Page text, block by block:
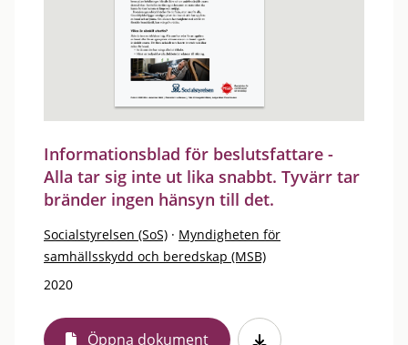
Informationsblad för beslutsfattare -
Alla tar sig inte ut lika snabbt. Tyvärr tar
bränder ingen hänsyn till det.
Socialstyrelsen (SoS) · Myndigheten för
samhällsskydd och beredskap (MSB)
2020
Öppna dokument